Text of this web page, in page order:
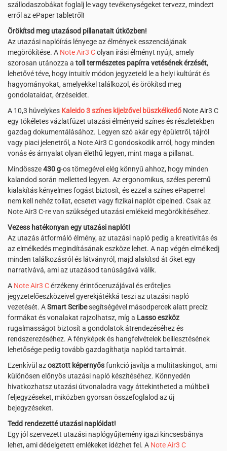
szállodaszobákat foglalj le vagy tevékenységeket tervezz, mindezt
erről az ePaper tabletről!
Örökítsd meg utazásod pillanatait útközben!
Az utazási naplóírás lényege az élmények esszenciájának
megörökítése. A Note Air3 Colyan írási élményt nyújt, amely
szorosan utánozza a toll természetes papírra vetésének érzését,
lehetővé téve, hogy intuitív módon jegyzeteld le a helyi kultúrát és
hagyományokat, amelyekkel találkozol, és örökítsd meg
gondolataidat, érzéseidet.
A 10,3 hüvelykes Kaleido 3 színes kijelzővel büszkélkedő Note Air3 C
egy tökéletes vázlatfüzet utazási élményeid színes és részletekben
gazdag dokumentálásához. Legyen szó akár egy épületről, tájról
vagy piaci jelenetről, a Note Air3 C gondoskodik arról, hogy minden
vonás és árnyalat olyan élethű legyen, mint maga a pillanat.
Mindössze430 g-os tömegével elég könnyű ahhoz, hogy minden
kalandod során melletted legyen. Az ergonomikus, széles peremű
kialakítás kényelmes fogást biztosít, és ezzel a színes ePaperrel
nem kell nehéz tollat, ecsetet vagy fizikai naplót cipelned. Csak az
Note Air3 C-re van szükséged utazási emlékeid megörökítéséhez.
Vezess hatékonyan egy utazási naplót!
Az utazás átformáló élmény, az utazási napló pedig a kreativitás és
az elmélkedés megindításának eszköze lehet. A nap végén elmélkedj
minden találkozásról és látványról, majd alakítsd át őket egy
narratívává, ami az utazásod tanúságává válik.
A Note Air3 Cérzékeny érintőceruzájával és erőteljes
jegyzetelőeszközeivel gyerekjátékká teszi az utazási napló
vezetését. ASmart Scribesegítségével másodpercek alatt precíz
formákat és vonalakat rajzolhatsz, míg a Lasso eszköz
rugalmasságot biztosít a gondolatok átrendezéséhez és
rendszerezéséhez. A fényképek és hangfelvételek beillesztésének
lehetősége pedig tovább gazdagíthatja naplód tartalmát.
Ezenkívül azosztott képernyősfunkció javítja a multitaskingot, ami
különösen előnyös utazási napló készítéséhez. Könnyedén
hivatkozhatsz utazási útvonaladra vagy áttekintheted a múltbeli
feljegyzéseket, miközben gyorsan összefoglalod az új
bejegyzéseket.
Tedd rendezetté utazási naplóidat!
Egy jól szervezett utazási naplógyűjtemény igazi kincsesbánya
lehet, ami dédelgetett emlékeket idézhet fel. A Note Air3 C